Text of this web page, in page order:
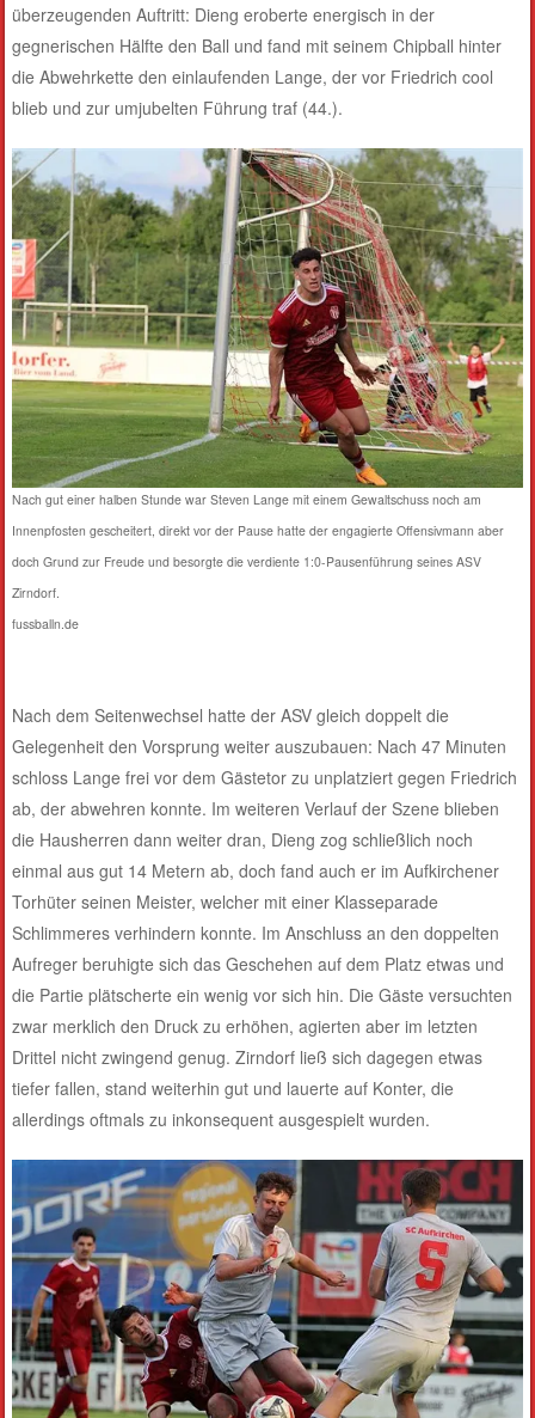
überzeugenden Auftritt: Dieng eroberte energisch in der
gegnerischen Hälfte den Ball und fand mit seinem Chipball hinter
die Abwehrkette den einlaufenden Lange, der vor Friedrich cool
blieb und zur umjubelten Führung traf (44.).
Nach gut einer halben Stunde war Steven Lange mit einem Gewaltschuss noch am
Innenpfosten gescheitert, direkt vor der Pause hatte der engagierte Offensivmann aber
doch Grund zur Freude und besorgte die verdiente 1:0-Pausenführung seines ASV
Zirndorf.
fussballn.de
Nach dem Seitenwechsel hatte der ASV gleich doppelt die
Gelegenheit den Vorsprung weiter auszubauen: Nach 47 Minuten
schloss Lange frei vor dem Gästetor zu unplatziert gegen Friedrich
ab, der abwehren konnte. Im weiteren Verlauf der Szene blieben
die Hausherren dann weiter dran, Dieng zog schließlich noch
einmal aus gut 14 Metern ab, doch fand auch er im Aufkirchener
Torhüter seinen Meister, welcher mit einer Klasseparade
Schlimmeres verhindern konnte. Im Anschluss an den doppelten
Aufreger beruhigte sich das Geschehen auf dem Platz etwas und
die Partie plätscherte ein wenig vor sich hin. Die Gäste versuchten
zwar merklich den Druck zu erhöhen, agierten aber im letzten
Drittel nicht zwingend genug. Zirndorf ließ sich dagegen etwas
tiefer fallen, stand weiterhin gut und lauerte auf Konter, die
allerdings oftmals zu inkonsequent ausgespielt wurden.